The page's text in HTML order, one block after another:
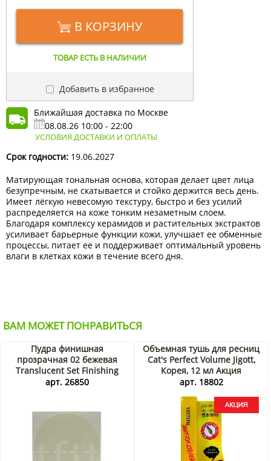
В КОРЗИНУ
ТОВАР ЕСТЬ В НАЛИЧИИ
Добавить в избранное
Ближайшая доставка по Москве
08.08.26 10:00 - 22:00
УСЛОВИЯ ДОСТАВКИ И ОПЛАТЫ
Срок годности: 19.06.2027
Матирующая тональная основа, которая делает цвет лица
безупречным, не скатывается и стойко держится весь день.
Имеет лёгкую невесомую текстуру, быстро и без усилий
распределяется на коже тонким незаметным слоем.
Благодаря комплексу керамидов и растительных экстрактов
усиливает барьерные функции кожи, улучшает ее обменные
процессы, питает ее и поддерживает оптимальный уровень
влаги в клетках кожи в течение всего дня.
ВАМ МОЖЕТ ПОНРАВИТЬСЯ
Пудра финишная
прозрачная 02 бежевая
Translucent Set Finishing
Powder 02 Beige Tfit, Корея,
арт. 26850
Объемная тушь для ресниц
Cat's Perfect Volume Jigott,
Корея, 12 мл Акция
арт. 18802